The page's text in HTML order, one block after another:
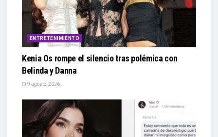
ENTRETENIMIENTO
Kenia Os rompe el silencio tras polémica con
Belinda y Danna
9 agosto, 2026